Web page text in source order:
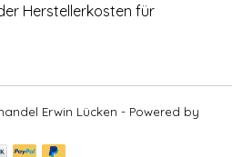
Herstellerkosten für
Erwin Lücken - Powered by